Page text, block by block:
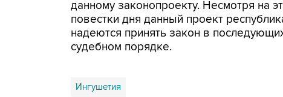
данному законопроекту. Несмотря на
повестки дня данный проект
надеются принять закон в
судебном порядке.
Ингушетия